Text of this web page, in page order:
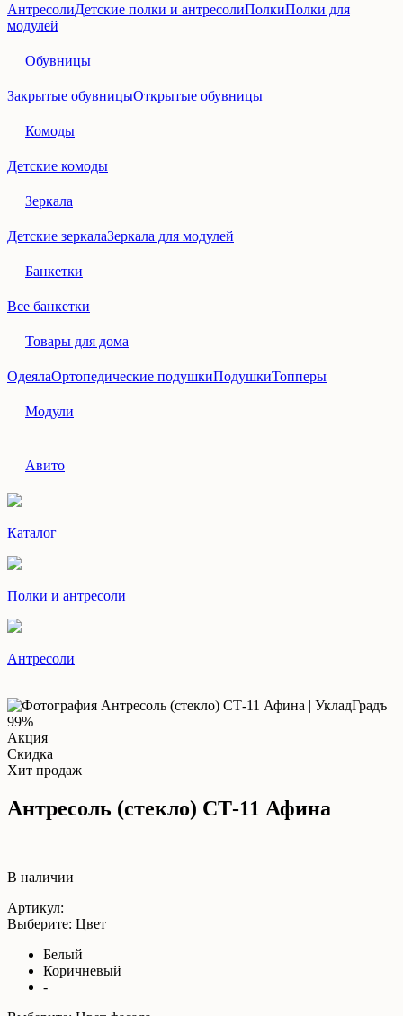
АнтресолиДетские полки и антресолиПолкиПолки для
модулей
Обувницы
Закрытые обувницыОткрытые обувницы
Комоды
Детские комоды
Зеркала
Детские зеркалаЗеркала для модулей
Банкетки
Все банкетки
Товары для дома
ОдеялаОртопедические подушкиПодушкиТопперы
Модули
Авито
Каталог
Полки и антресоли
Антресоли
99%
Акция
Скидка
Хит продаж
Антресоль (стекло) СТ-11 Афина
В наличии
Артикул:
Выберите: Цвет
Белый
Коричневый
-